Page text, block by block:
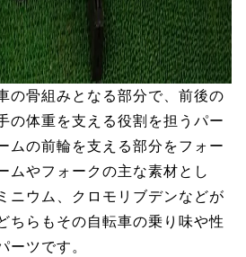
の骨組みとなる部分で、前後の
の体重を支える役割を担うパー
ムの前輪を支える部分をフォー
ムやフォークの主な素材とし
ニウム、クロモリブデンなどが
ちらもその自転車の乗り味や性
ーツです。